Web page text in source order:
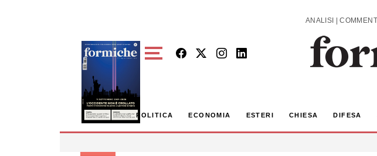
POLITICA ECONOMIA ESTERI CHIESA DIFESA